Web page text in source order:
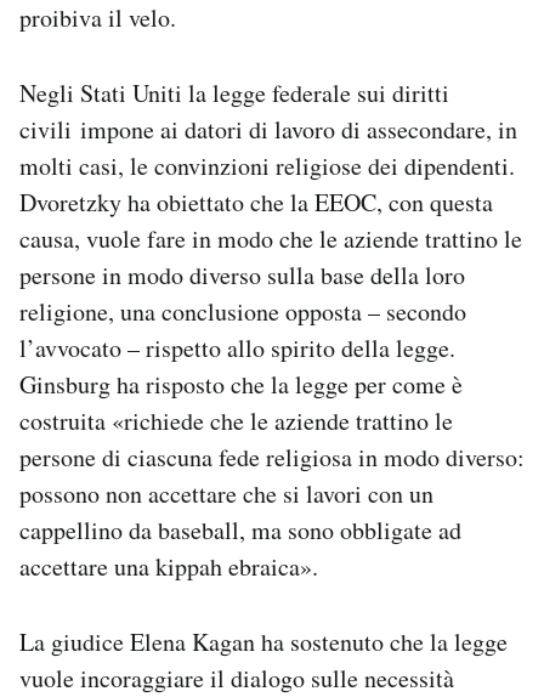
proibiva il velo.
Negli Stati Uniti la legge federale sui diritti
civili impone ai datori di lavoro di assecondare, in
molti casi, le convinzioni religiose dei dipendenti.
Dvoretzky ha obiettato che la EEOC, con questa
causa, vuole fare in modo che le aziende trattino le
persone in modo diverso sulla base della loro
religione, una conclusione opposta – secondo
l’avvocato – rispetto allo spirito della legge.
Ginsburg ha risposto che la legge per come è
costruita «richiede che le aziende trattino le
persone di ciascuna fede religiosa in modo diverso:
possono non accettare che si lavori con un
cappellino da baseball, ma sono obbligate ad
accettare una kippah ebraica».
La giudice Elena Kagan ha sostenuto che la legge
vuole incoraggiare il dialogo sulle necessità